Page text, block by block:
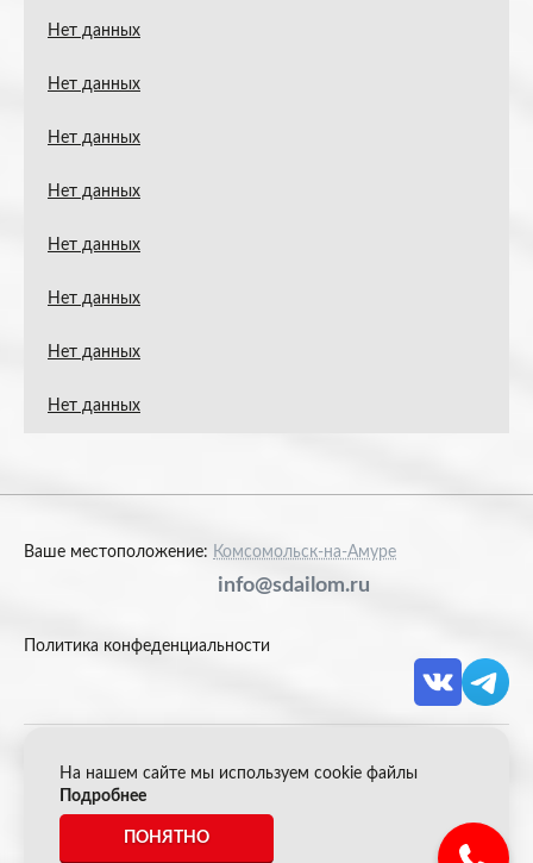
Нет данных
Нет данных
Нет данных
Нет данных
Нет данных
Нет данных
Нет данных
Нет данных
Ваше местоположение: Комсомольск-на-Амуре
info@sdailom.ru
Политика конфеденциальности
© 2026 Акрон Скрап
*Все цены указанные на сайте не являются публичной
На нашем сайте мы используем cookie файлы
Подробнее
ПОНЯТНО